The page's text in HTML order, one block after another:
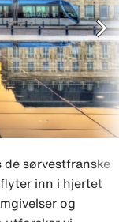
chevron_right
sørvestfranske
inn i hjertet
og